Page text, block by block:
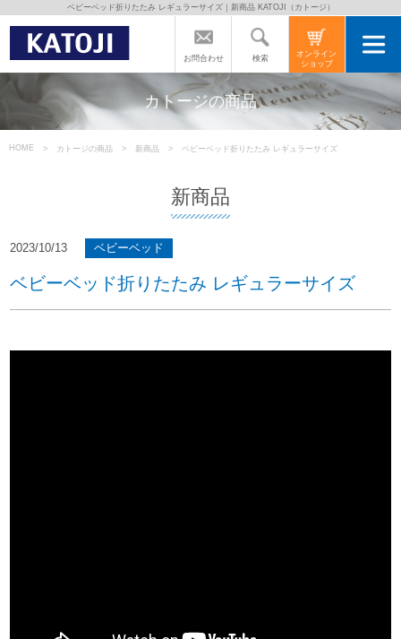
トップページ
カトージの商品
カトージについて
商品をご愛用の方へ
お問合わせ 検索
オンライン
ショップ
ベビーベッド折りたたみ レギュラーサイズ｜新商品 KATOJI（カトージ）
カトージの商品
HOME カトージの商品 新商品 ベビーベッド折りたたみ レギュラーサイズ
新商品
2023/10/13 ベビーベッド
ベビーベッド折りたたみ レギュラーサイズ